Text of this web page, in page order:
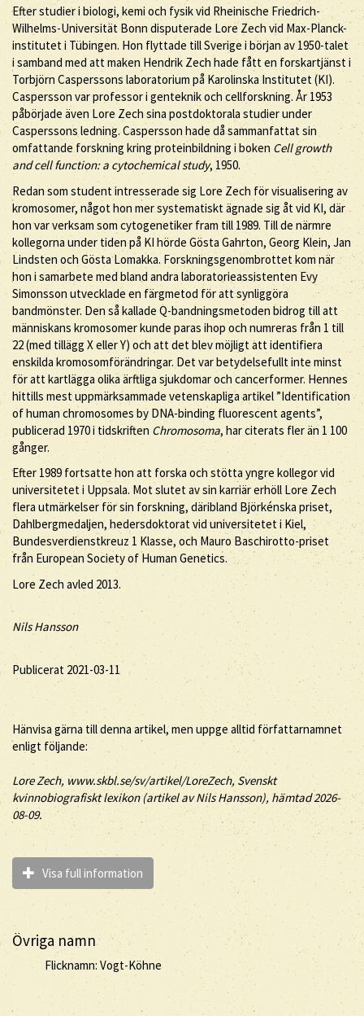
Efter studier i biologi, kemi och fysik vid Rheinische Friedrich-
Wilhelms-Universität Bonn disputerade Lore Zech vid Max-Planck-
institutet i Tübingen. Hon flyttade till Sverige i början av 1950-talet
i samband med att maken Hendrik Zech hade fått en forskartjänst i
Torbjörn Casperssons laboratorium på Karolinska Institutet (KI).
Caspersson var professor i genteknik och cellforskning. År 1953
påbörjade även Lore Zech sina postdoktorala studier under
Casperssons ledning. Caspersson hade då sammanfattat sin
omfattande forskning kring proteinbildning i bokenCell growth
and cell function: a cytochemical study, 1950.
Redan som student intresserade sig Lore Zech för visualisering av
kromosomer, något hon mer systematiskt ägnade sig åt vid KI, där
hon var verksam som cytogenetiker fram till 1989. Till de närmre
kollegorna under tiden på KI hörde Gösta Gahrton, Georg Klein, Jan
Lindsten och Gösta Lomakka. Forskningsgenombrottet kom när
hon i samarbete med bland andra laboratorieassistenten Evy
Simonsson utvecklade en färgmetod för att synliggöra
bandmönster. Den så kallade Q-bandningsmetoden bidrog till att
människans kromosomer kunde paras ihop och numreras från 1 till
22 (med tillägg X eller Y) och att det blev möjligt att identifiera
enskilda kromosomförändringar. Det var betydelsefullt inte minst
för att kartlägga olika ärftliga sjukdomar och cancerformer. Hennes
hittills mest uppmärksammade vetenskapliga artikel ”Identification
of human chromosomes by DNA-binding fluorescent agents”,
publicerad 1970 i tidskriften Chromosoma, har citerats fler än 1 100
gånger.
Efter 1989 fortsatte hon att forska och stötta yngre kollegor vid
universitetet i Uppsala. Mot slutet av sin karriär erhöll Lore Zech
flera utmärkelser för sin forskning, däribland Björkénska priset,
Dahlbergmedaljen, hedersdoktorat vid universitetet i Kiel,
Bundesverdienstkreuz 1 Klasse, och Mauro Baschirotto-priset
från European Society of Human Genetics.
Lore Zech avled 2013.
Nils Hansson
Publicerat 2021-03-11
Hänvisa gärna till denna artikel, men uppge alltid författarnamnet
enligt följande:
LoreZech, www.skbl.se/sv/artikel/LoreZech, Svenskt
kvinnobiografiskt lexikon (artikel avNils Hansson), hämtad 2026-
08-09.
Visa full information
Övriga namn
Flicknamn: Vogt-Köhne